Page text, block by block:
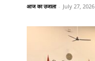
आज का उजाला - July 27, 2026